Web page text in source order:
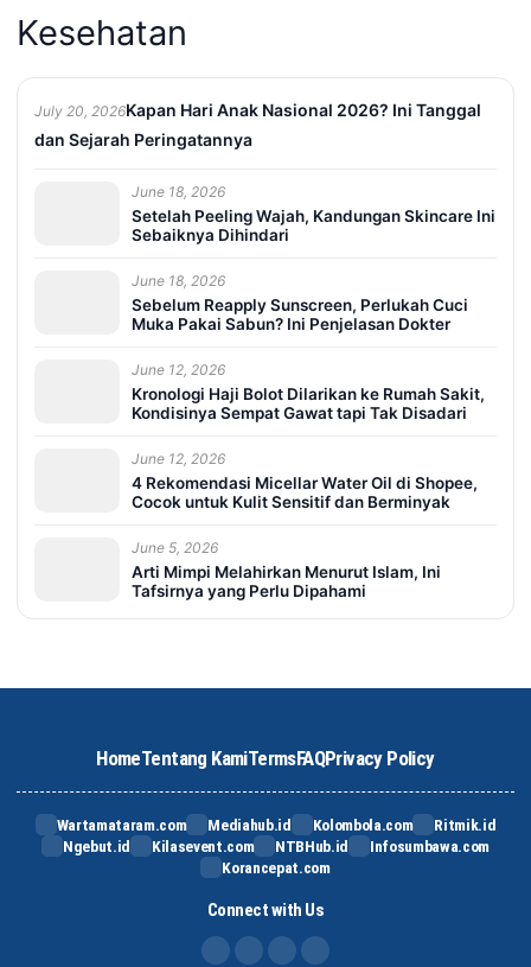
Kesehatan
July 20, 2026Kapan Hari Anak Nasional 2026? Ini Tanggal
dan Sejarah Peringatannya
June 18, 2026
Setelah Peeling Wajah, Kandungan Skincare Ini
Sebaiknya Dihindari
June 18, 2026
Sebelum Reapply Sunscreen, Perlukah Cuci
Muka Pakai Sabun? Ini Penjelasan Dokter
June 12, 2026
Kronologi Haji Bolot Dilarikan ke Rumah Sakit,
Kondisinya Sempat Gawat tapi Tak Disadari
June 12, 2026
4 Rekomendasi Micellar Water Oil di Shopee,
Cocok untuk Kulit Sensitif dan Berminyak
June 5, 2026
Arti Mimpi Melahirkan Menurut Islam, Ini
Tafsirnya yang Perlu Dipahami
HomeTentang KamiTermsFAQPrivacy Policy
Wartamataram.com Mediahub.id Kolombola.com
Ritmik.id
Ngebut.id
Kilasevent.com NTBHub.id
Infosumbawa.com
Korancepat.com
Connect with Us
FB IG TikTok